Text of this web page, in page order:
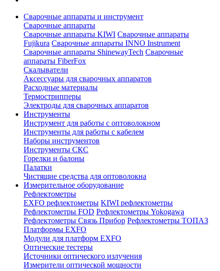
Сварочные аппараты и инструмент
Сварочные аппараты
Сварочные аппараты KIWI Сварочные аппараты
Fujikura Сварочные аппараты INNO Instrument
Сварочные аппараты ShinewayTech Cварочные
аппараты FiberFox
Скалыватели
Аксессуары для сварочных аппаратов
Расходные материалы
Термострипперы
Электроды для сварочных аппаратов
Инструменты
Инструмент для работы с оптоволокном
Инструменты для работы с кабелем
Наборы инструментов
Инструменты СКС
Горелки и балоны
Палатки
Чистящие средства для оптоволокна
Измерительное оборудование
Рефлектометры
EXFO рефлектометры KIWI рефлектометры
Рефлектометры FOD Рефлектометры Yokogawa
Рефлектометры Связь Прибор Рефлектометры ТОПАЗ
Платформы EXFO
Модули для платформ EXFO
Оптические тестеры
Источники оптического излучения
Измерители оптической мощности